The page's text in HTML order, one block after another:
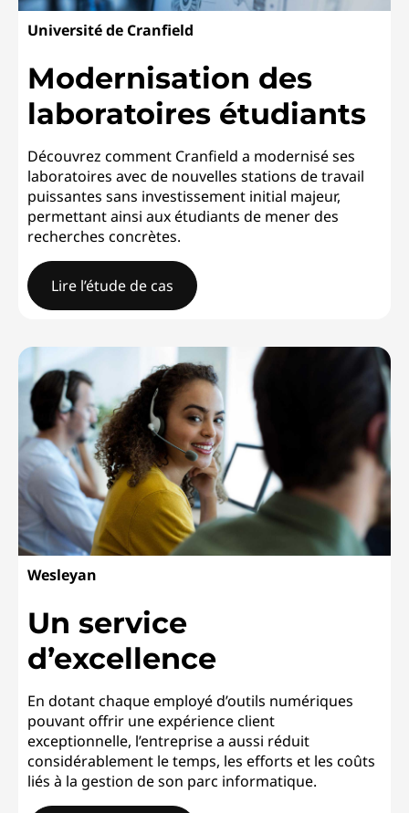
Université de Cranfield
Modernisation des
laboratoires étudiants
Découvrez comment Cranfield a modernisé ses
laboratoires avec de nouvelles stations de travail
puissantes sans investissement initial majeur,
permettant ainsi aux étudiants de mener des
recherches concrètes.
Lire l’étude de cas
Wesleyan
Un service
d’excellence
En dotant chaque employé d’outils numériques
pouvant offrir une expérience client
exceptionnelle, l’entreprise a aussi réduit
considérablement le temps, les efforts et les coûts
liés à la gestion de son parc informatique.